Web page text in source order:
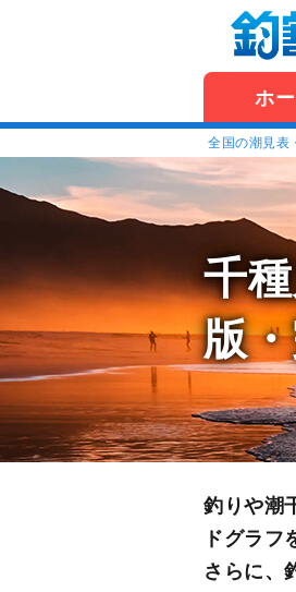
ホ
全国の潮見表
千
版
釣りや潮
ドグラフ
さらに、